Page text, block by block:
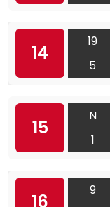
14
19
5
15
N
1
16
9